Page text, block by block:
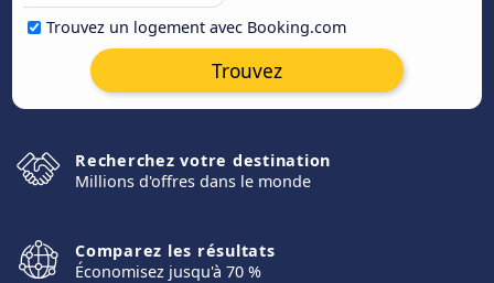
Trouvez un logement avec Booking.com
Trouvez
Recherchez votre destination
Millions d'offres dans le monde
Comparez les résultats
Économisez jusqu'à 70 %